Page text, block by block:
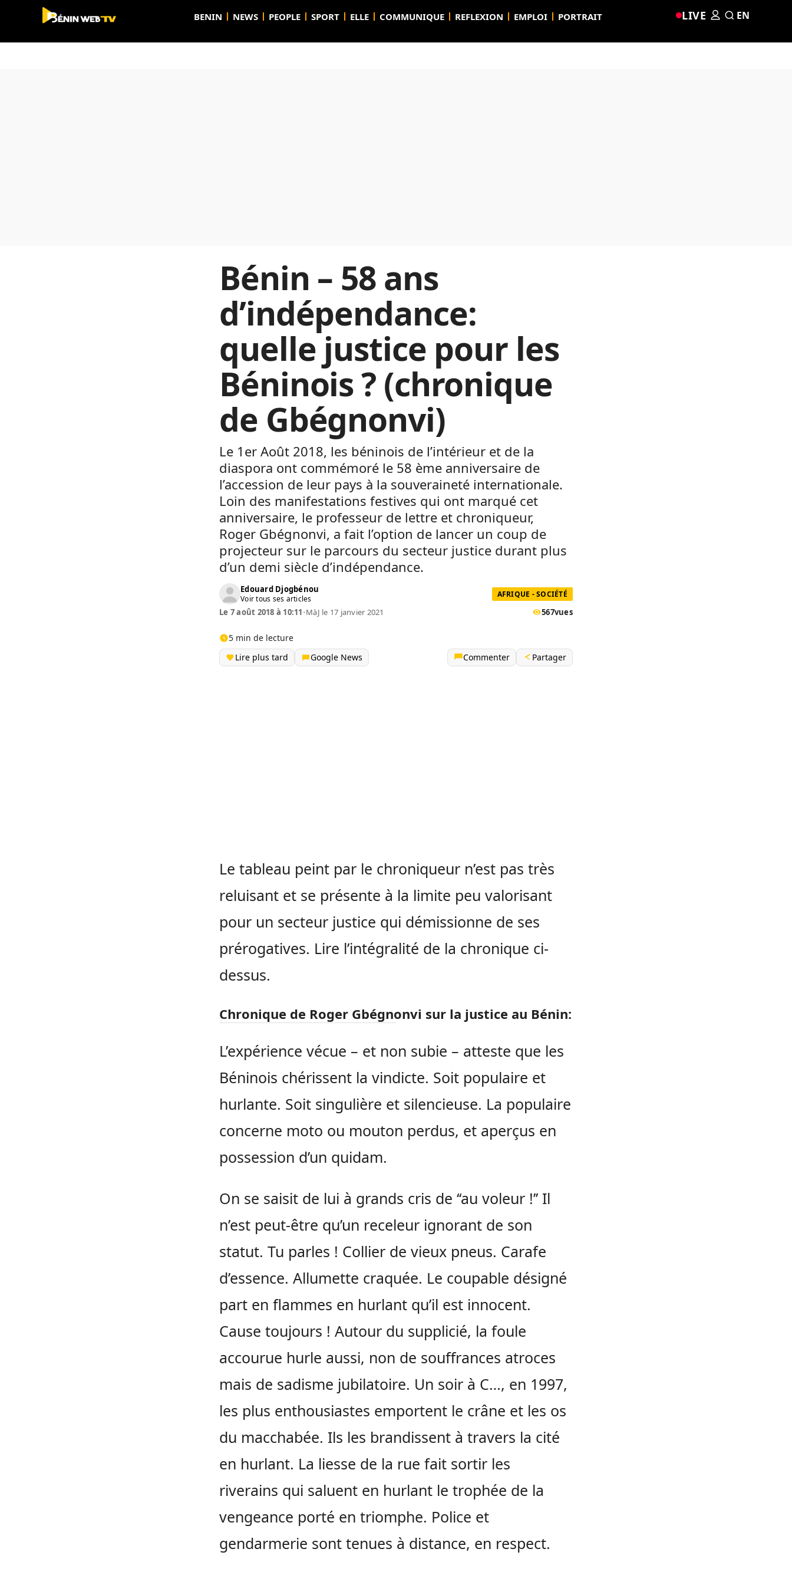
BENIN NEWS PEOPLE SPORT ELLE COMMUNIQUE REFLEXION EMPLOI PORTRAIT LIVE EN
Bénin – 58 ans
d’indépendance:
quelle justice pour les
Béninois ? (chronique
de Gbégnonvi)
Le 1er Août 2018, les béninois de l’intérieur et de la
diaspora ont commémoré le 58 ème anniversaire de
l’accession de leur pays à la souveraineté internationale.
Loin des manifestations festives qui ont marqué cet
anniversaire, le professeur de lettre et chroniqueur,
Roger Gbégnonvi, a fait l’option de lancer un coup de
projecteur sur le parcours du secteur justice durant plus
d’un demi siècle d’indépendance.
Edouard Djogbénou
Voir tous ses articles AFRIQUE - SOCIÉTÉ
Le 7 août 2018 à 10:11•MàJ le 17 janvier 2021 567vues
5 min de lecture
Lire plus tard
Google News Commenter Partager
Le tableau peint par le chroniqueur n’est pas très
reluisant et se présente à la limite peu valorisant
pour un secteur justice qui démissionne de ses
prérogatives. Lire l’intégralité de la chronique ci-
dessus.
Chronique de Roger Gbégnonvi sur la justice au Bénin:
L’expérience vécue – et non subie – atteste que les
Béninois chérissent la vindicte. Soit populaire et
hurlante. Soit singulière et silencieuse. La populaire
concerne moto ou mouton perdus, et aperçus en
possession d’un quidam.
On se saisit de lui à grands cris de ‘‘au voleur !’’ Il
n’est peut-être qu’un receleur ignorant de son
statut. Tu parles ! Collier de vieux pneus. Carafe
d’essence. Allumette craquée. Le coupable désigné
part en flammes en hurlant qu’il est innocent.
Cause toujours ! Autour du supplicié, la foule
accourue hurle aussi, non de souffrances atroces
mais de sadisme jubilatoire. Un soir à C…, en 1997,
les plus enthousiastes emportent le crâne et les os
du macchabée. Ils les brandissent à travers la cité
en hurlant. La liesse de la rue fait sortir les
riverains qui saluent en hurlant le trophée de la
vengeance porté en triomphe. Police et
gendarmerie sont tenues à distance, en respect.